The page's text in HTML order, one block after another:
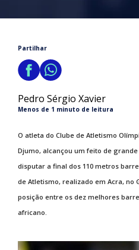
Partilhar
Pedro Sérgio Xavier
Menos de 1 minuto de leitura
O atleta do Clube de Atletismo
Djumo, alcançou um feito de
disputar a final dos 110 metros
de Atletismo, realizado em Acra, no
posição entre os dez melhores
africano.